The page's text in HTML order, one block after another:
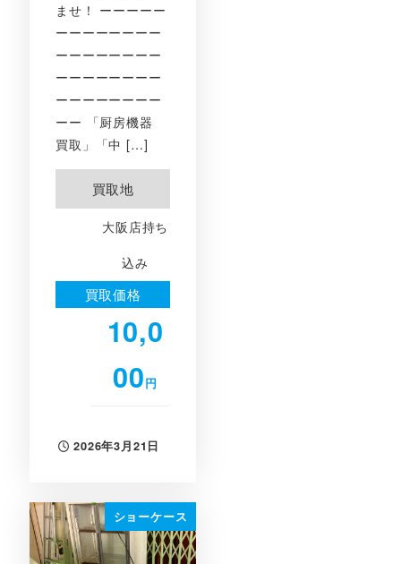
ませ！ ーーーーー
ーーーーーーーー
ーーーーーーーー
ーーーーーーーー
ーーーーーーーー
ーー 「厨房機器
買取」「中 […]
買取地
大阪店持ち
込み
買取価格
10,0
00円
投稿日
2026年3月21日
ショーケース